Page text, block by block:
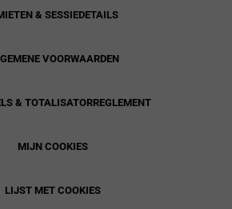
& SESSIEDETAILS
VOORWAARDEN
& TOTALISATORREGLEMENT
MIJN COOKIES
LIJST MET COOKIES